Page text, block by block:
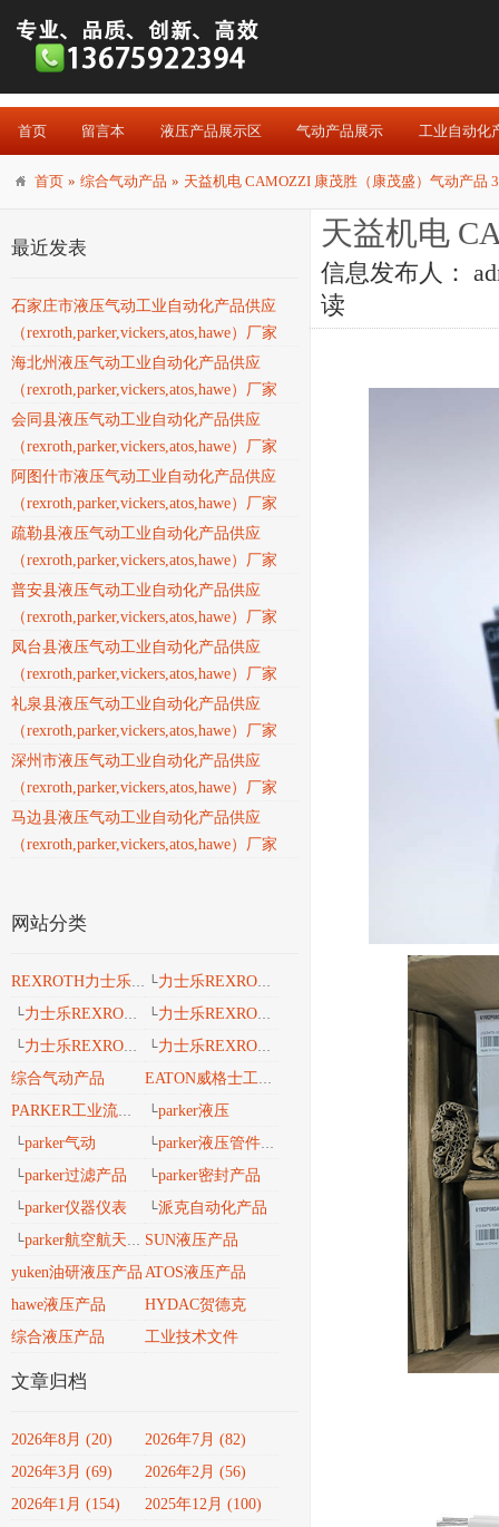
首页 留言本 液压产品展示区 气动产品展示 工业自动化
首页 » 综合气动产品 » 天益机电 CAMOZZI 康茂胜（康茂盛）气动产品
最近发表
石家庄市液压气动工业自动化产品供应
（rexroth,parker,vickers,atos,hawe）厂家
海北州液压气动工业自动化产品供应
（rexroth,parker,vickers,atos,hawe）厂家
会同县液压气动工业自动化产品供应
（rexroth,parker,vickers,atos,hawe）厂家
阿图什市液压气动工业自动化产品供应
（rexroth,parker,vickers,atos,hawe）厂家
疏勒县液压气动工业自动化产品供应
（rexroth,parker,vickers,atos,hawe）厂家
普安县液压气动工业自动化产品供应
（rexroth,parker,vickers,atos,hawe）厂家
凤台县液压气动工业自动化产品供应
（rexroth,parker,vickers,atos,hawe）厂家
礼泉县液压气动工业自动化产品供应
（rexroth,parker,vickers,atos,hawe）厂家
深州市液压气动工业自动化产品供应
（rexroth,parker,vickers,atos,hawe）厂家
马边县液压气动工业自动化产品供应
（rexroth,parker,vickers,atos,hawe）厂家
网站分类
REXROTH力士乐工业产品 └力士乐REXROTH液压
└力士乐REXROTH工业导轨 └力士乐REXROTH 安沃驰气动
└力士乐REXROTH 工业密封维修包 └力士乐REXROTH工业自动化
综合气动产品
EATON威格士工业流体
PARKER工业流体产品传动与控制 └parker液压
└parker气动 └parker液压管件接头
└parker过滤产品 └parker密封产品
└parker仪器仪表 └派克自动化产品
└parker航空航天、轨道交通、风电能产品
SUN液压产品
yuken油研液压产品 ATOS液压产品
hawe液压产品
HYDAC贺德克
综合液压产品
工业技术文件
文章归档
2026年8月 (20)
2026年7月 (82)
2026年3月 (69)
2026年2月 (56)
2026年1月 (154)
2025年12月 (100)
天益机电
信息发布人：
读